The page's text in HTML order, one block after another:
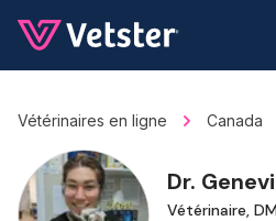
Vétérinaires en ligne Canada
Dr.
Vétérinaire,